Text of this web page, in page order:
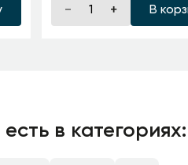
В
в категориях: